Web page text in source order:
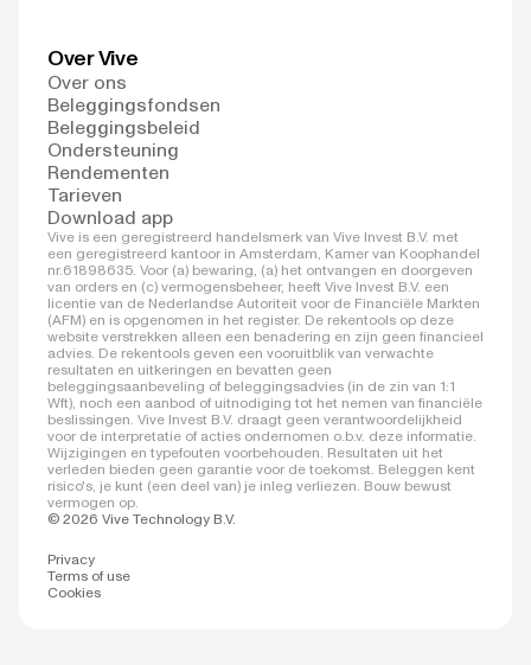
Over Vive
Over ons
Beleggingsfondsen
Beleggingsbeleid
Ondersteuning
Rendementen
Tarieven
Download app
Vive is een geregistreerd handelsmerk van Vive Invest B.V. met
een geregistreerd kantoor in Amsterdam, Kamer van Koophandel
nr.61898635. Voor (a) bewaring, (a) het ontvangen en doorgeven
van orders en (c) vermogensbeheer, heeft Vive Invest B.V. een
licentie van de Nederlandse Autoriteit voor de Financiële Markten
(AFM) en is opgenomen in het register. De rekentools op deze
website verstrekken alleen een benadering en zijn geen financieel
advies. De rekentools geven een vooruitblik van verwachte
resultaten en uitkeringen en bevatten geen
beleggingsaanbeveling of beleggingsadvies (in de zin van 1:1
Wft), noch een aanbod of uitnodiging tot het nemen van financiële
beslissingen. Vive Invest B.V. draagt geen verantwoordelijkheid
voor de interpretatie of acties ondernomen o.b.v. deze informatie.
Wijzigingen en typefouten voorbehouden. Resultaten uit het
verleden bieden geen garantie voor de toekomst. Beleggen kent
risico's, je kunt (een deel van) je inleg verliezen. Bouw bewust
vermogen op.
© 2026 Vive Technology B.V.
Privacy
Terms of use
Cookies